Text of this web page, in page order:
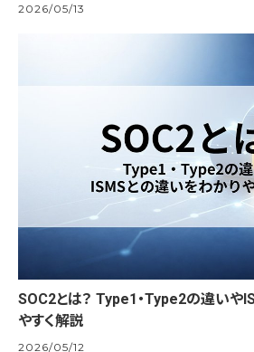
2026/05/13
SOC2とは？ Type1・Type2の違いや
やすく解説
2026/05/12